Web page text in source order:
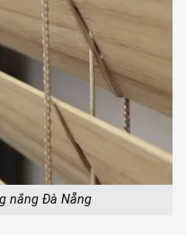
nắng Đà Nẵng